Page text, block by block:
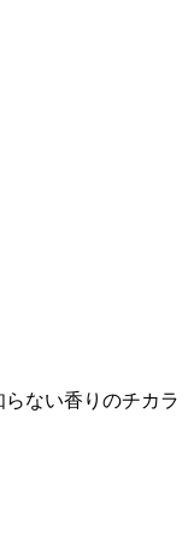
ない香りのチカラ